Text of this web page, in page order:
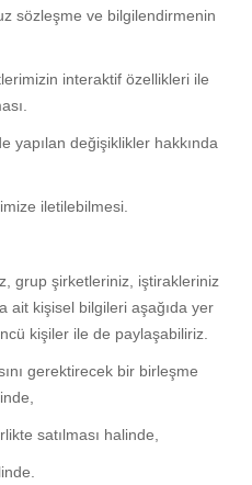
sözleşme ve bilgilendirmenin
interaktif özellikleri ile
yapılan değişiklikler hakkında
iletilebilmesi.
grup şirketleriniz, iştirakleriniz
ait kişisel bilgileri aşağıda yer
kişiler ile de paylaşabiliriz.
gerektirecek bir birleşme
satılması halinde,